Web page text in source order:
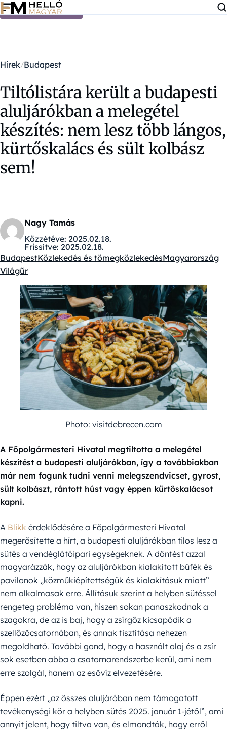
Ugrás a tartalomra
Hírek Budapest
Tiltólistára került a budapesti
aluljárókban a melegétel
készítés: nem lesz több lángos,
kürtőskalács és sült kolbász
sem!
Nagy Tamás
Közzétéve: 2025.02.18.
Frissítve: 2025.02.18.
Kategóriák:
BudapestKözlekedés és tömegközlekedésMagyarország
Világűr
Photo: visitdebrecen.com
A Főpolgármesteri Hivatal megtiltotta a melegétel
készítést a budapesti aluljárókban, így a továbbiakban
már nem fogunk tudni venni melegszendvicset, gyrost,
sült kolbászt, rántott húst vagy éppen kürtőskalácsot
kapni.
A Blikk érdeklődésére a Főpolgármesteri Hivatal
megerősítette a hírt, a budapesti aluljárókban tilos lesz a
sütés a vendéglátóipari egységeknek. A döntést azzal
magyarázzák, hogy az aluljárókban kialakított büfék és
pavilonok „közműkiépítettségük és kialakításuk miatt”
nem alkalmasak erre. Állításuk szerint a helyben sütéssel
rengeteg probléma van, hiszen sokan panaszkodnak a
szagokra, de az is baj, hogy a zsírgőz kicsapódik a
szellőzőcsatornában, és annak tisztítása nehezen
megoldható. További gond, hogy a használt olaj és a zsír
sok esetben abba a csatornarendszerbe kerül, ami nem
erre szolgál, hanem az esővíz elvezetésére.
Éppen ezért „az összes aluljáróban nem támogatott
tevékenységi kör a helyben sütés 2025. január 1-jétől”, ami
annyit jelent, hogy tiltva van, és elmondták, hogy erről